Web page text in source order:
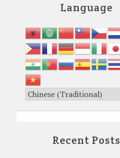
Language
Recent Posts